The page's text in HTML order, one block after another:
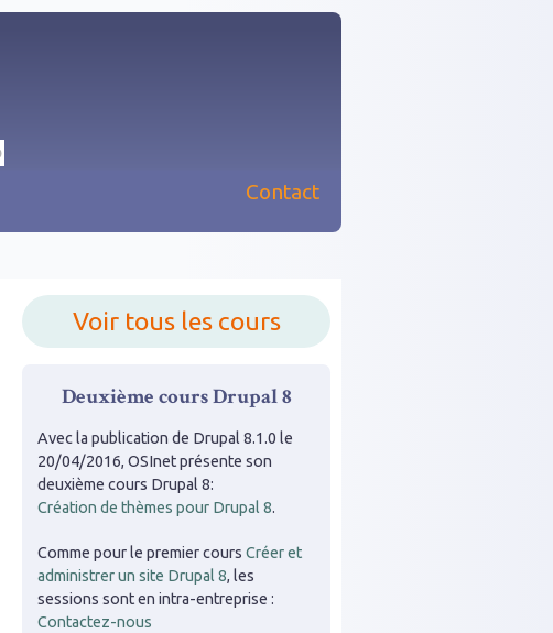
Contact
Voir tous les cours
Deuxième cours Drupal 8
Avec la publication de Drupal 8.1.0 le
20/04/2016, OSInet présente son
deuxième cours Drupal 8:
Création de thèmes pour Drupal 8.
Comme pour le premier coursCréer et
administrer un site Drupal 8, les
sessions sont en intra-entreprise :
Contactez-nous